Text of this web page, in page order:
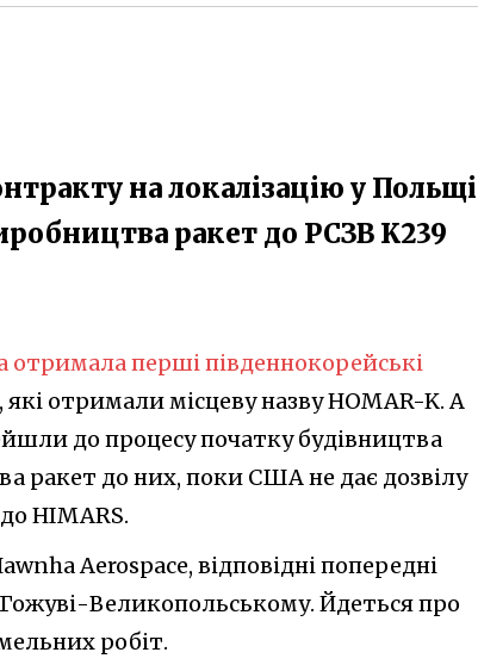
на локалізацію у Польщі
ракет до РСЗВ K239
перші південнокорейські
, які отримали місцеву назву HOMAR-K. А
до процесу початку будівництва
ракет до них, поки США не дає дозвілу
HIMARS.
Aerospace, відповідні попередні
Великопольському. Йдеться про
робіт.